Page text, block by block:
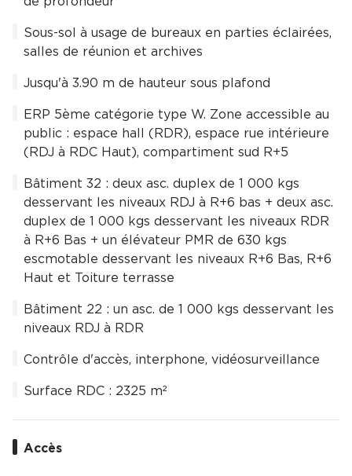
Sous-sol à usage de bureaux en parties éclairées,
salles de réunion et archives
Jusqu'à 3.90 m de hauteur sous plafond
ERP 5ème catégorie type W. Zone accessible au
public : espace hall (RDR), espace rue intérieure
(RDJ à RDC Haut), compartiment sud R+5
Bâtiment 32 : deux asc. duplex de 1 000 kgs
desservant les niveaux RDJ à R+6 bas + deux asc.
duplex de 1 000 kgs desservant les niveaux RDR
à R+6 Bas + un élévateur PMR de 630 kgs
escmotable desservant les niveaux R+6 Bas, R+6
Haut et Toiture terrasse
Bâtiment 22 : un asc. de 1 000 kgs desservant les
niveaux RDJ à RDR
Contrôle d'accès, interphone, vidéosurveillance
Surface RDC : 2325 m²
Accès